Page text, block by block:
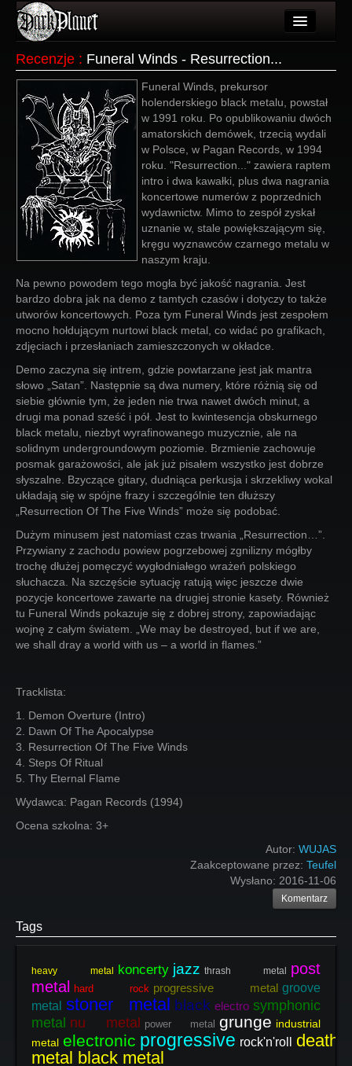
Użytkownicy
Wydarzenia
Galeria
Forum
Więcej
Login
Recenzje : Funeral Winds - Resurrection...
Funeral Winds, prekursor
holenderskiego black metalu, powstał
w 1991 roku. Po opublikowaniu dwóch
amatorskich demówek, trzecią wydali
w Polsce, w Pagan Records, w 1994
roku. "Resurrection..." zawiera raptem
intro i dwa kawałki, plus dwa nagrania
koncertowe numerów z poprzednich
wydawnictw. Mimo to zespół zyskał
uznanie w, stale powiększającym się,
kręgu wyznawców czarnego metalu w
naszym kraju.
Na pewno powodem tego mogła być jakość nagrania. Jest
bardzo dobra jak na demo z tamtych czasów i dotyczy to także
utworów koncertowych. Poza tym Funeral Winds jest zespołem
mocno hołdującym nurtowi black metal, co widać po grafikach,
zdjęciach i przesłaniach zamieszczonych w okładce.
Demo zaczyna się intrem, gdzie powtarzane jest jak mantra
słowo „Satan”. Następnie są dwa numery, które różnią się od
siebie głównie tym, że jeden nie trwa nawet dwóch minut, a
drugi ma ponad sześć i pół. Jest to kwintesencja obskurnego
black metalu, niezbyt wyrafinowanego muzycznie, ale na
solidnym undergroundowym poziomie. Brzmienie zachowuje
posmak garażowości, ale jak już pisałem wszystko jest dobrze
słyszalne. Bzyczące gitary, dudniąca perkusja i skrzekliwy wokal
układają się w spójne frazy i szczególnie ten dłuższy
„Resurrection Of The Five Winds” może się podobać.
Dużym minusem jest natomiast czas trwania „Resurrection…”.
Przywiany z zachodu powiew pogrzebowej zgnilizny mógłby
trochę dłużej pomęczyć wygłodniałego wrażeń polskiego
słuchacza. Na szczęście sytuację ratują więc jeszcze dwie
pozycje koncertowe zawarte na drugiej stronie kasety. Również
tu Funeral Winds pokazuje się z dobrej strony, zapowiadając
wojnę z całym światem. „We may be destroyed, but if we are,
we shall dray a world with us – a world in flames.”
Tracklista:
1. Demon Overture (Intro)
2. Dawn Of The Apocalypse
3. Resurrection Of The Five Winds
4. Steps Of Ritual
5. Thy Eternal Flame
Wydawca: Pagan Records (1994)
Ocena szkolna: 3+
Autor: WUJAS
Zaakceptowane przez: Teufel
Wysłano: 2016-11-06
Komentarz
Tags
heavy metal koncerty jazz thrash metal
post
metal
hard rock progressive metal groove
metal stoner metal black electro symphonic
metal nu metal power metal grunge industrial
metal electronic progressive rock'n'roll
death
metal black metal